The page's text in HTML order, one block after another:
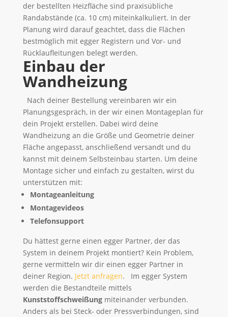
der bestellten Heizfläche sind praxisübliche
Randabstände (ca. 10 cm) miteinkalkuliert. In der
Planung wird darauf geachtet, dass die Flächen
bestmöglich mit egger Registern und Vor- und
Rücklaufleitungen belegt werden.
Einbau der
Wandheizung
Nach deiner Bestellung vereinbaren wir ein
Planungsgespräch, in der wir einen Montageplan für
dein Projekt erstellen. Dabei wird deine
Wandheizung an die Größe und Geometrie deiner
Fläche angepasst, anschließend versandt und du
kannst mit deinem Selbsteinbau starten. Um deine
Montage sicher und einfach zu gestalten, wirst du
unterstützen mit:
Montageanleitung
Montagevideos
Telefonsupport
Du hättest gerne einen egger Partner, der das
System in deinem Projekt montiert? Kein Problem,
gerne vermitteln wir dir einen egger Partner in
deiner Region. Jetzt anfragen. Im egger System
werden die Bestandteile mittels
Kunststoffschweißungmiteinander verbunden.
Anders als bei Steck- oder Pressverbindungen, sind